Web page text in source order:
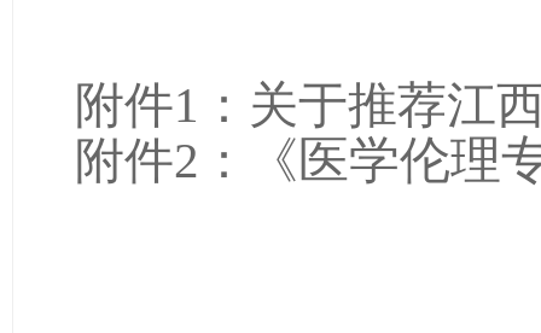
附件1 ： 关于推荐江
附件2 ：《 医学伦理